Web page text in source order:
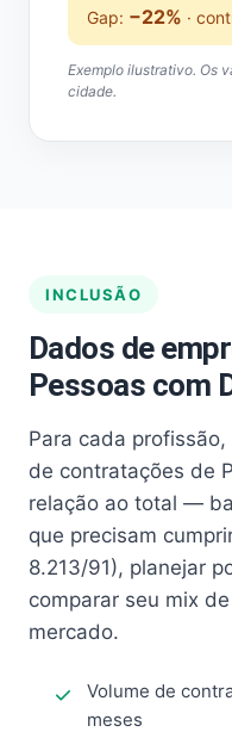
Gap: −22% ·
Exemplo ilustrativo. Os
cidade.
INCLUSÃO
Dados de
Pessoas com
Para cada
de contratações de
relação ao total —
que precisam
8.213/91), planejar
comparar seu mix
mercado.
Volume de
meses